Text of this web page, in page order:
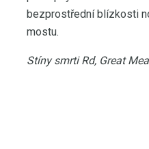
bezprostřední blízkosti
mostu.
Stíny smrti Rd, Great